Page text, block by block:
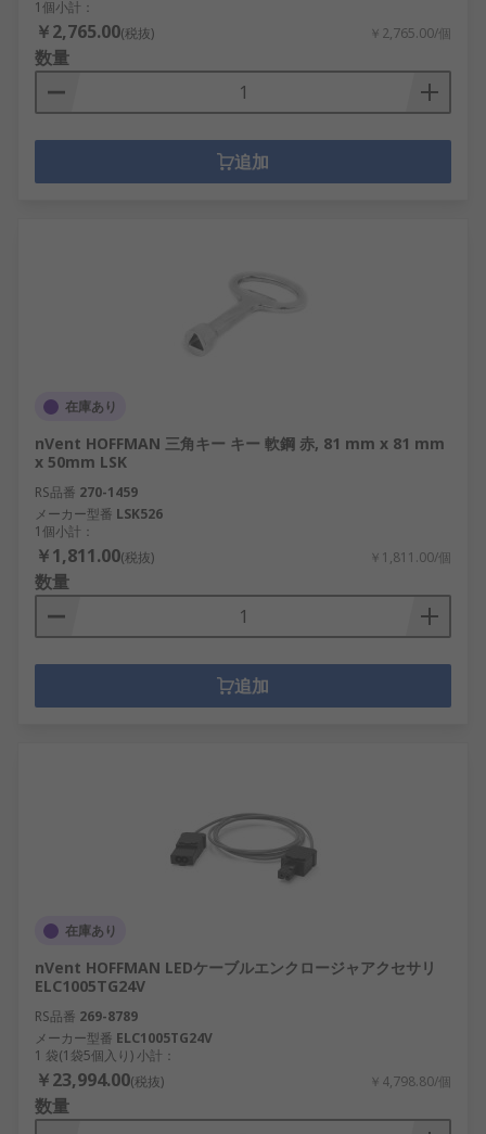
1個小計：
￥2,765.00(税抜) ￥2,765.00/個
数量
追加
在庫あり
nVent HOFFMAN 三角キー キー 軟鋼 赤, 81 mm x 81 mm
x 50mm LSK
RS品番 270-1459
メーカー型番 LSK526
1個小計：
￥1,811.00(税抜) ￥1,811.00/個
数量
追加
在庫あり
nVent HOFFMAN LEDケーブルエンクロージャアクセサリ
ELC1005TG24V
RS品番 269-8789
メーカー型番 ELC1005TG24V
1 袋(1袋5個入り) 小計：
￥23,994.00(税抜) ￥4,798.80/個
数量